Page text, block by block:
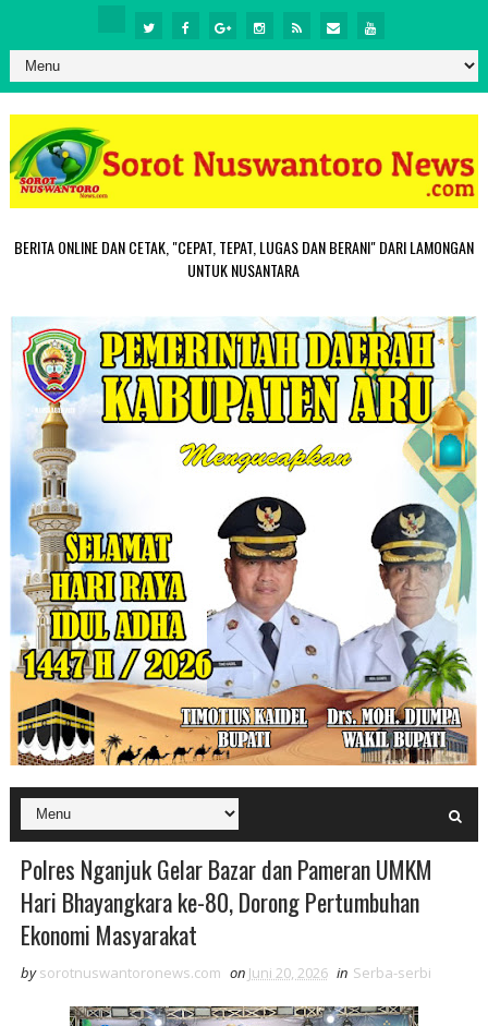
BERITA ONLINE DAN CETAK, "CEPAT, TEPAT, LUGAS DAN BERANI" DARI LAMONGAN
UNTUK NUSANTARA
Polres Nganjuk Gelar Bazar dan Pameran UMKM
Hari Bhayangkara ke-80, Dorong Pertumbuhan
Ekonomi Masyarakat
by sorotnuswantoronews.com on Juni 20, 2026 in Serba-serbi